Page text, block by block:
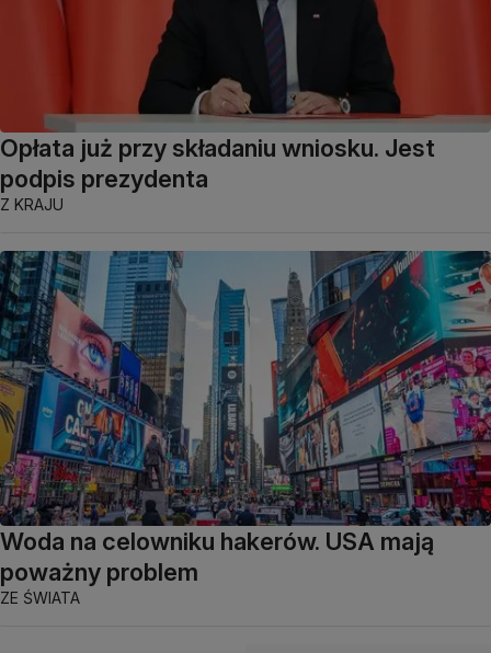
Opłata już przy składaniu wniosku. Jest
podpis prezydenta
Z KRAJU
Woda na celowniku hakerów. USA mają
poważny problem
ZE ŚWIATA